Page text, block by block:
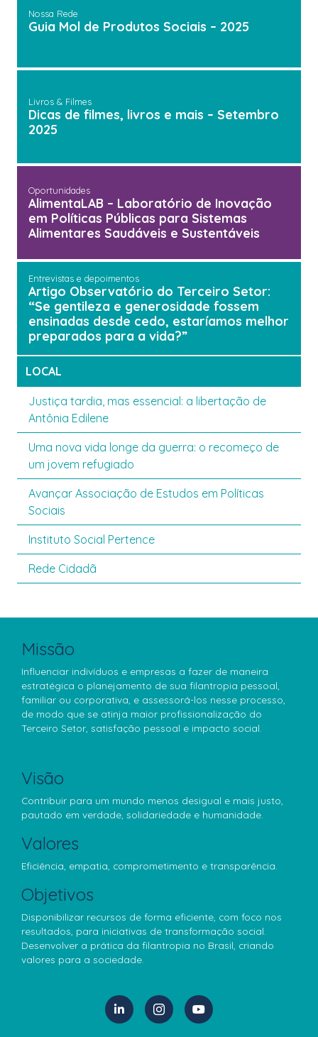
Nossa Rede
Guia Mol de Produtos Sociais – 2025
Livros & Filmes
Dicas de filmes, livros e mais – Setembro
2025
Oportunidades
AlimentaLAB – Laboratório de Inovação
em Políticas Públicas para Sistemas
Alimentares Saudáveis e Sustentáveis
Entrevistas e depoimentos
Artigo Observatório do Terceiro Setor:
“Se gentileza e generosidade fossem
ensinadas desde cedo, estaríamos melhor
preparados para a vida?”
LOCAL
Justiça tardia, mas essencial: a libertação de
Antônia Edilene
Uma nova vida longe da guerra: o recomeço de
um jovem refugiado
Avançar Associação de Estudos em Políticas
Sociais
Instituto Social Pertence
Rede Cidadã
Missão
Influenciar indivíduos e empresas a fazer de maneira
estratégica o planejamento de sua filantropia pessoal,
familiar ou corporativa, e assessorá-los nesse processo,
de modo que se atinja maior profissionalização do
Terceiro Setor, satisfação pessoal e impacto social.
Visão
Contribuir para um mundo menos desigual e mais justo,
pautado em verdade, solidariedade e humanidade.
Valores
Eficiência, empatia, comprometimento e transparência.
Objetivos
Disponibilizar recursos de forma eficiente, com foco nos
resultados, para iniciativas de transformação social.
Desenvolver a prática da filantropia no Brasil, criando
valores para a sociedade.